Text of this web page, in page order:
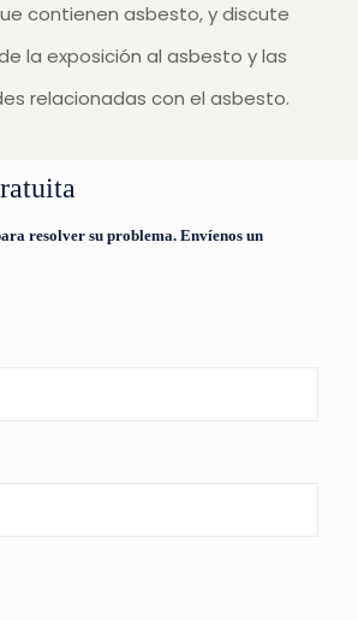
contienen asbesto, y discute
la exposición al asbesto y las
relacionadas con el asbesto.
resolver su problema. Envíenos un